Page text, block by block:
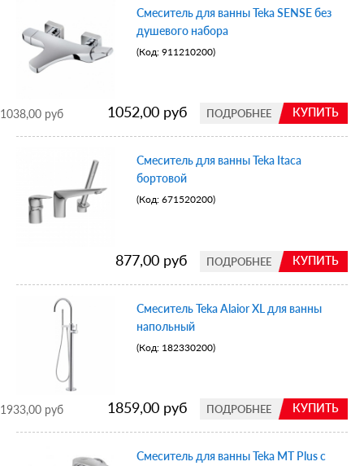
Смеситель для ванны Teka SENSE без
душевого набора
(Код: 911210200)
КУПИТЬ
ПОДРОБНЕЕ
1052,00 руб
1038,00 руб
Смеситель для ванны Teka Itaca
бортовой
(Код: 671520200)
КУПИТЬ
ПОДРОБНЕЕ
877,00 руб
Смеситель Teka Alaior XL для ванны
напольный
(Код: 182330200)
КУПИТЬ
ПОДРОБНЕЕ
1859,00 руб
1933,00 руб
Смеситель для ванны Teka MT Plus c